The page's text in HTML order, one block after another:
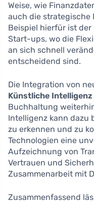
Weise, wie
auch die strategische
Beispiel hierfür ist der
Start-ups, wo die
an sich schnell
entscheidend sind.
Die Integration von
Künstliche Intelligenz
Buchhaltung
Intelligenz kann dazu
zu erkennen und zu
Technologien eine
Aufzeichnung von
Vertrauen und
Zusammenarbeit mit
Zusammenfassend